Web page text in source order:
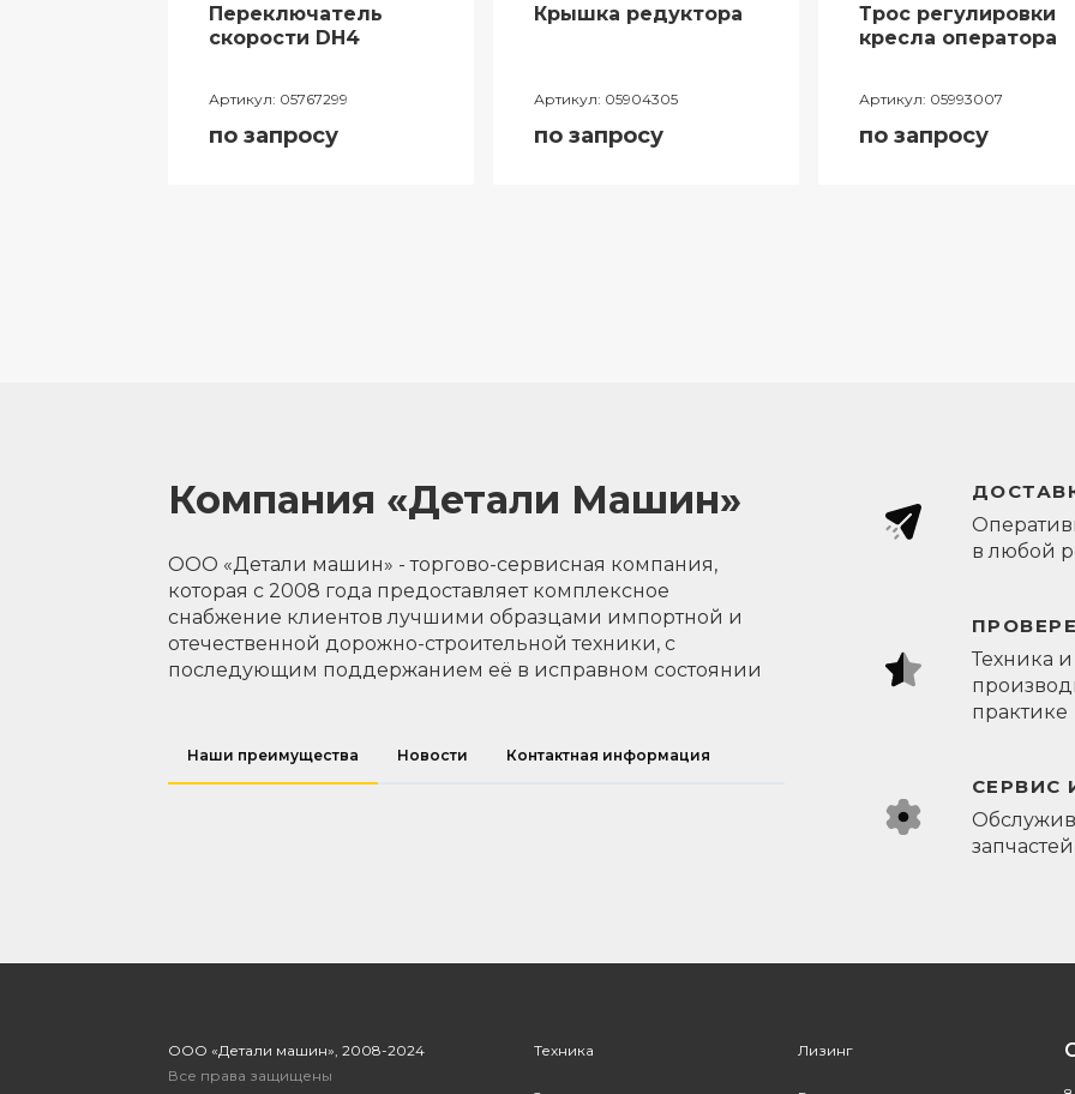
Переключатель
скорости DH4
Артикул: 05767299
по запросу
Крышка редуктора
Артикул: 05904305
по запросу
Трос регулировки
кресла оператора
Артикул: 05993007
по запросу
Компания «Детали Машин»
ООО «Детали машин» - торгово-сервисная компания,
которая с 2008 года предоставляет комплексное
снабжение клиентов лучшими образцами импортной и
отечественной дорожно-строительной техники, с
последующим поддержанием её в исправном состоянии
Наши преимущества Новости Контактная информация
в любой
Техника
практике
СЕРВИС
ООО «Детали машин», 2008-2024
Все права защищены
Техника Лизинг